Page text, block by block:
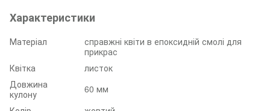
Характеристики
Матеріал
справжні квіти в епоксидній смолі для
прикрас
Квітка
листок
Довжина
кулону
60 мм